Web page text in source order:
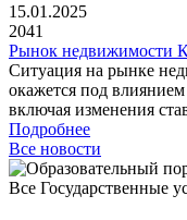
15.01.2025
2041
Рынок недвижимости
Ситуация на рынке
окажется под
включая изменения
Подробнее
Все новости
Все Государственные